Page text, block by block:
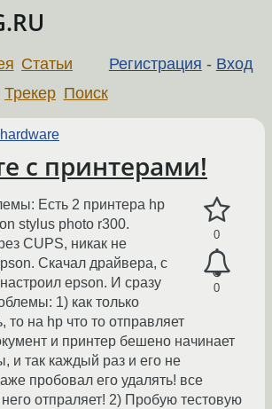
Регистрация - Вход
Статьи
Трекер Поиск
с принтерами!
0
0
Есть 2 принтера hp
stylus photo r300.
CUPS, никак не
Скачал драйвера, с
epson. И сразу
1) как только
то на hp что то отправляет
и принтер бешено начинает
и так каждый раз и его не
пробовал его удалять! все
отпраляет! 2) Пробую тестовую